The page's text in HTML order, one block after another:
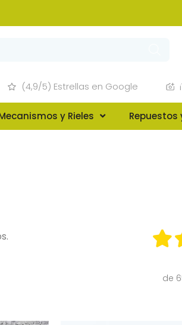
(4,9/5) Estrellas en Google
y Rieles Repuestos
de